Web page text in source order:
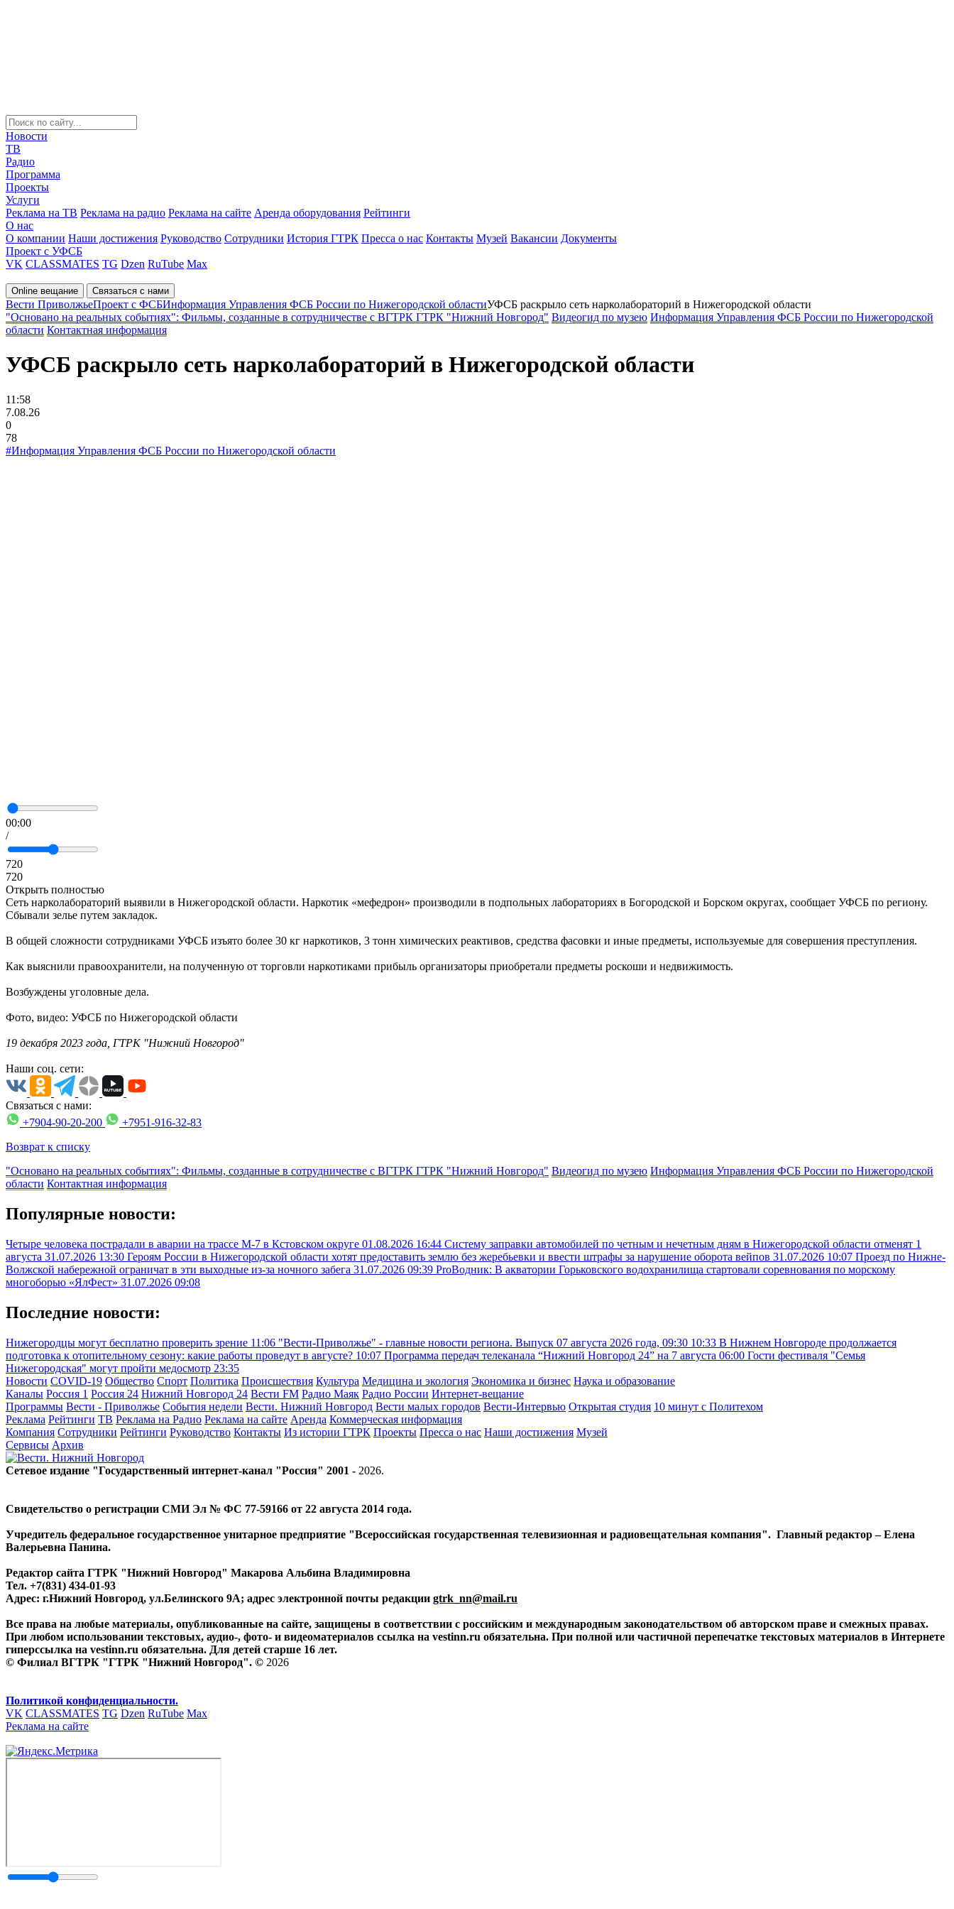
Новости
ТВ
Радио
Программа
Проекты
Услуги
Реклама на ТВ Реклама на радио Реклама на сайте Аренда оборудования Рейтинги
О нас
О компании Наши достижения Руководство Сотрудники История ГТРК Пресса о нас Контакты Музей Вакансии Документы
Проект с УФСБ
VK CLASSMATES TG Dzen RuTube Max
Online вещание Связаться с нами
Вести ПриволжьеПроект с ФСБИнформация Управления ФСБ России по Нижегородской областиУФСБ раскрыло сеть нарколабораторий в Нижегородской области
"Основано на реальных событиях": Фильмы, созданные в сотрудничестве с ВГТРК ГТРК "Нижний Новгород" Видеогид по музею Информация Управления ФСБ России по Нижегородской
области Контактная информация
УФСБ раскрыло сеть нарколабораторий в Нижегородской области
11:58
7.08.26
0
78
#Информация Управления ФСБ России по Нижегородской области
00:00
/
720
720
Открыть полностью
Сеть нарколабораторий выявили в Нижегородской области. Наркотик «мефедрон» производили в подпольных лабораториях в Богородской и Борском округах, сообщает УФСБ по региону.
Сбывали зелье путем закладок.
В общей сложности сотрудниками УФСБ изъято более 30 кг наркотиков, 3 тонн химических реактивов, средства фасовки и иные предметы, используемые для совершения преступления.
Как выяснили правоохранители, на полученную от торговли наркотиками прибыль организаторы приобретали предметы роскоши и недвижимость.
Возбуждены уголовные дела.
Фото, видео: УФСБ по Нижегородской области
19 декабря 2023 года, ГТРК "Нижний Новгород"
Наши соц. сети:
Связаться с нами:
+7904-90-20-200
+7951-916-32-83
Возврат к списку
"Основано на реальных событиях": Фильмы, созданные в сотрудничестве с ВГТРК ГТРК "Нижний Новгород" Видеогид по музею Информация Управления ФСБ России по Нижегородской
области Контактная информация
Популярные новости:
Четыре человека пострадали в аварии на трассе М-7 в Кстовском округе 01.08.2026 16:44 Систему заправки автомобилей по четным и нечетным дням в Нижегородской области отменят 1
августа 31.07.2026 13:30 Героям России в Нижегородской области хотят предоставить землю без жеребьевки и ввести штрафы за нарушение оборота вейпов 31.07.2026 10:07 Проезд по Нижне-
Волжской набережной ограничат в эти выходные из-за ночного забега 31.07.2026 09:39 ProВодник: В акватории Горьковского водохранилища стартовали соревнования по морскому
многоборью «ЯлФест» 31.07.2026 09:08
Последние новости:
Нижегородцы могут бесплатно проверить зрение 11:06 "Вести-Приволжье" - главные новости региона. Выпуск 07 августа 2026 года, 09:30 10:33 В Нижнем Новгороде продолжается
подготовка к отопительному сезону: какие работы проведут в августе? 10:07 Программа передач телеканала “Нижний Новгород 24” на 7 августа 06:00 Гости фестиваля "Семья
Нижегородская" могут пройти медосмотр 23:35
Новости COVID-19 Общество Спорт Политика Происшествия Культура Медицина и экология Экономика и бизнес Наука и образование
Каналы Россия 1 Россия 24 Нижний Новгород 24 Вести FM Радио Маяк Радио России Интернет-вещание
Программы Вести - Приволжье События недели Вести. Нижний Новгород Вести малых городов Вести-Интервью Открытая студия 10 минут с Политехом
Реклама Рейтинги ТВ Реклама на Радио Реклама на сайте Аренда Коммерческая информация
Компания Сотрудники Рейтинги Руководство Контакты Из истории ГТРК Проекты Пресса о нас Наши достижения Музей
Сервисы Архив
Сетевое издание "Государственный интернет-канал "Россия" 2001 - 2026.
Свидетельство о регистрации СМИ Эл № ФС 77-59166 от 22 августа 2014 года.
Учредитель федеральное государственное унитарное предприятие "Всероссийская государственная телевизионная и радиовещательная компания". Главный редактор – Елена
Валерьевна Панина.
Редактор сайта ГТРК "Нижний Новгород" Макарова Альбина Владимировна
Тел. +7(831) 434-01-93
Адрес: г.Нижний Новгород, ул.Белинского 9А; адрес электронной почты редакции gtrk_nn@mail.ru
Все права на любые материалы, опубликованные на сайте, защищены в соответствии с российским и международным законодательством об авторском праве и смежных правах.
При любом использовании текстовых, аудио-, фото- и видеоматериалов ссылка на vestinn.ru обязательна. При полной или частичной перепечатке текстовых материалов в Интернете
гиперссылка на vestinn.ru обязательна. Для детей старше 16 лет.
© Филиал ВГТРК "ГТРК "Нижний Новгород". © 2026
Политикой конфиденциальности.
VK CLASSMATES TG Dzen RuTube Max
Реклама на сайте